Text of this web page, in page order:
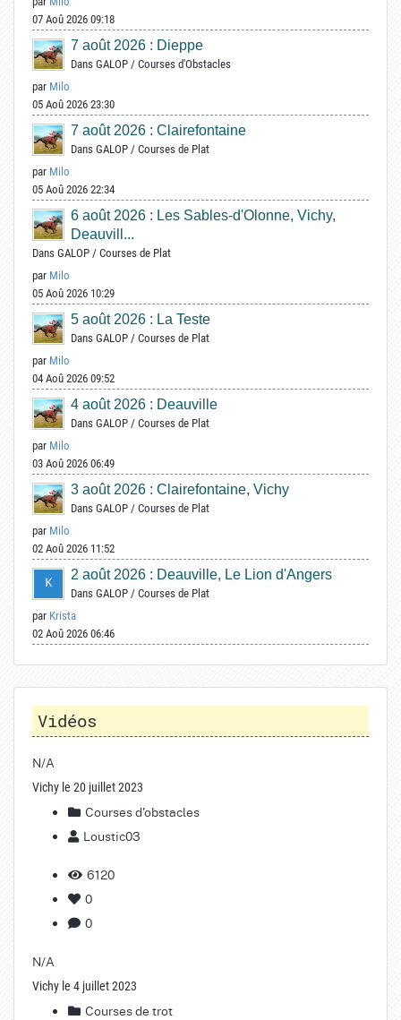
07 Aoû 2026 09:18
7 août 2026 : Dieppe
Dans GALOP / Courses d'Obstacles
par Milo
05 Aoû 2026 23:30
7 août 2026 : Clairefontaine
Dans GALOP / Courses de Plat
par Milo
05 Aoû 2026 22:34
6 août 2026 : Les Sables-d'Olonne, Vichy,
Deauvill...
Dans GALOP / Courses de Plat
par Milo
05 Aoû 2026 10:29
5 août 2026 : La Teste
Dans GALOP / Courses de Plat
par Milo
04 Aoû 2026 09:52
4 août 2026 : Deauville
Dans GALOP / Courses de Plat
par Milo
03 Aoû 2026 06:49
3 août 2026 : Clairefontaine, Vichy
Dans GALOP / Courses de Plat
par Milo
02 Aoû 2026 11:52
2 août 2026 : Deauville, Le Lion d'Angers
Dans GALOP / Courses de Plat
par Krista
02 Aoû 2026 06:46
Vidéos
N/A
Vichy le 20 juillet 2023
Courses d'obstacles
Loustic03
6120
0
0
N/A
Vichy le 4 juillet 2023
Courses de trot